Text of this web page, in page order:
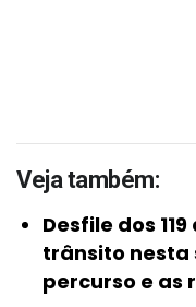
Veja também:
Desfile dos
trânsito
percurso e as